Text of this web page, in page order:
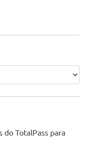
do TotalPass para